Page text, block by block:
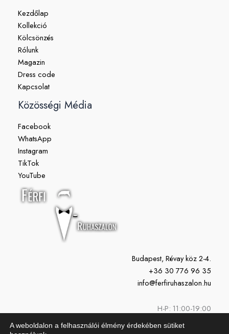
Kezdőlap
Kollekció
Kölcsönzés
Rólunk
Magazin
Dress code
Kapcsolat
Közösségi Média
Facebook
WhatsApp
Instagram
TikTok
YouTube
Budapest, Révay köz 2-4.
+36 30 776 96 35
info@ferfiruhaszalon.hu
H-P: 11:00-19:00
Szo: 10:00-15:00
A weboldalon a felhasználói élmény érdekében sütiket